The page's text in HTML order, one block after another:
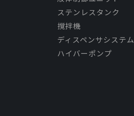
ステンレスタンク
撹拌機
ディスペンサシステム
ハイバーポンプ